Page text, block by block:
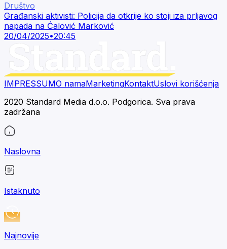
Društvo
Građanski aktivisti: Policija da otkrije ko stoji iza prljavog
napada na Ćalović Marković
20/04/2025•20:45
IMPRESSUMO namaMarketingKontaktUslovi korišćenja
2020 Standard Media d.o.o. Podgorica. Sva prava
zadržana
Naslovna
Istaknuto
Najnovije